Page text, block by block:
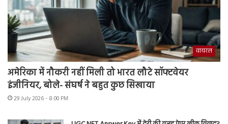
वायरल
अमेरिका में नौकरी नहीं मिली तो भारत लौटे सॉफ्टवेयर
इंजीनियर, बोले- संघर्ष ने बहुत कुछ सिखाया
29 July 2026 - 8:00 PM